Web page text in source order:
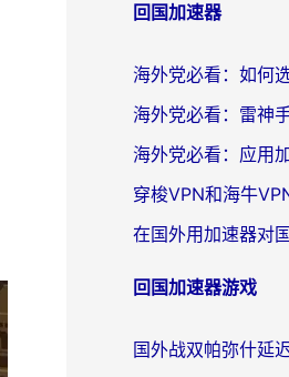
回国加速器
回国加速器游戏